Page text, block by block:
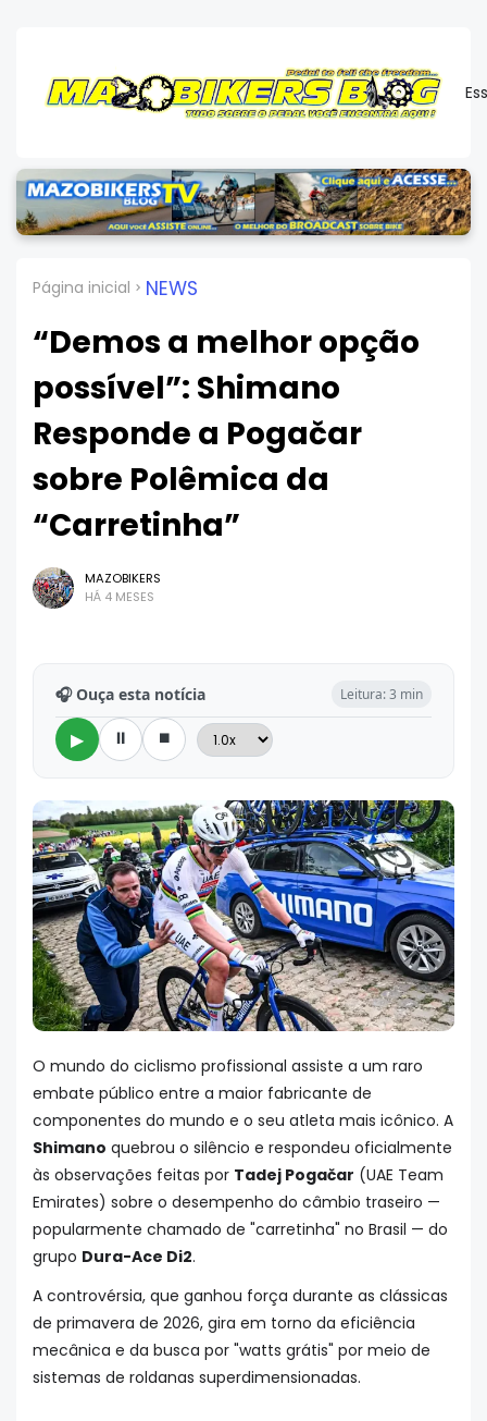
Página inicial NEWS
“Demos a melhor opção
possível”: Shimano
Responde a Pogačar
sobre Polêmica da
“Carretinha”
MAZOBIKERS
HÁ 4 MESES
🎧 Ouça esta notícia Leitura: 3 min
▶ ⏸ ⏹
O mundo do ciclismo profissional assiste a um raro
embate público entre a maior fabricante de
componentes do mundo e o seu atleta mais icônico. A
Shimano quebrou o silêncio e respondeu oficialmente
às observações feitas por Tadej Pogačar (UAE Team
Emirates) sobre o desempenho do câmbio traseiro —
popularmente chamado de "carretinha" no Brasil — do
grupo Dura-Ace Di2.
A controvérsia, que ganhou força durante as clássicas
de primavera de 2026, gira em torno da eficiência
mecânica e da busca por "watts grátis" por meio de
sistemas de roldanas superdimensionadas.